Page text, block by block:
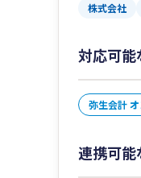
株式会社
対応可能
弥生会計
連携可